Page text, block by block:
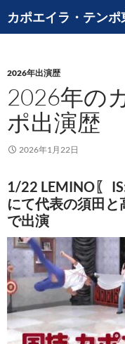
ン
ツ
へ
ス
キ
索
2026年出演歴
2026年の
ポ出演歴
2026年1月22日
1/22 LEMINO〖
にて代表の須田
で出演